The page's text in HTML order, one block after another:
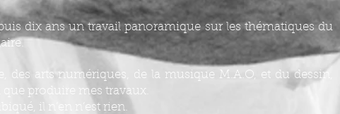
dix ans un travail panoramique sur les thématiques du
des arts numériques, de la musique M.A.O, et du dessin,
que produire mes travaux.
il n’en n’est rien.